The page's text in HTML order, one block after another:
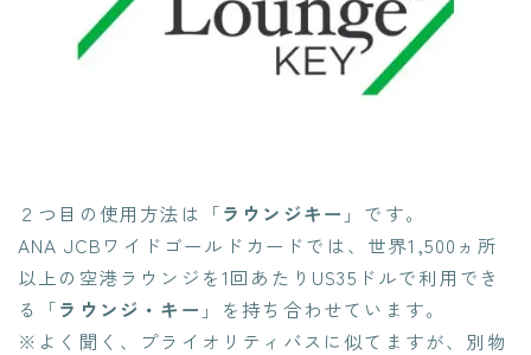
２つ目の使用方法は「ラウンジキー 」です。
ANA JCBワイドゴールドカードでは、世界1,500ヵ所
以上の空港ラウンジを1回あたりUS35ドルで利用でき
る「ラウンジ・キー 」を持ち合わせています。
※よく聞く、プライオリティバスに似てますが、別物